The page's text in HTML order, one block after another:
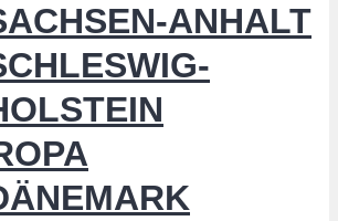
ANHALT